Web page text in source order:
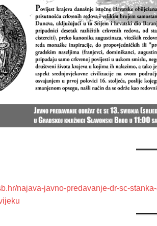
najava-javno-predavanje-dr-sc-